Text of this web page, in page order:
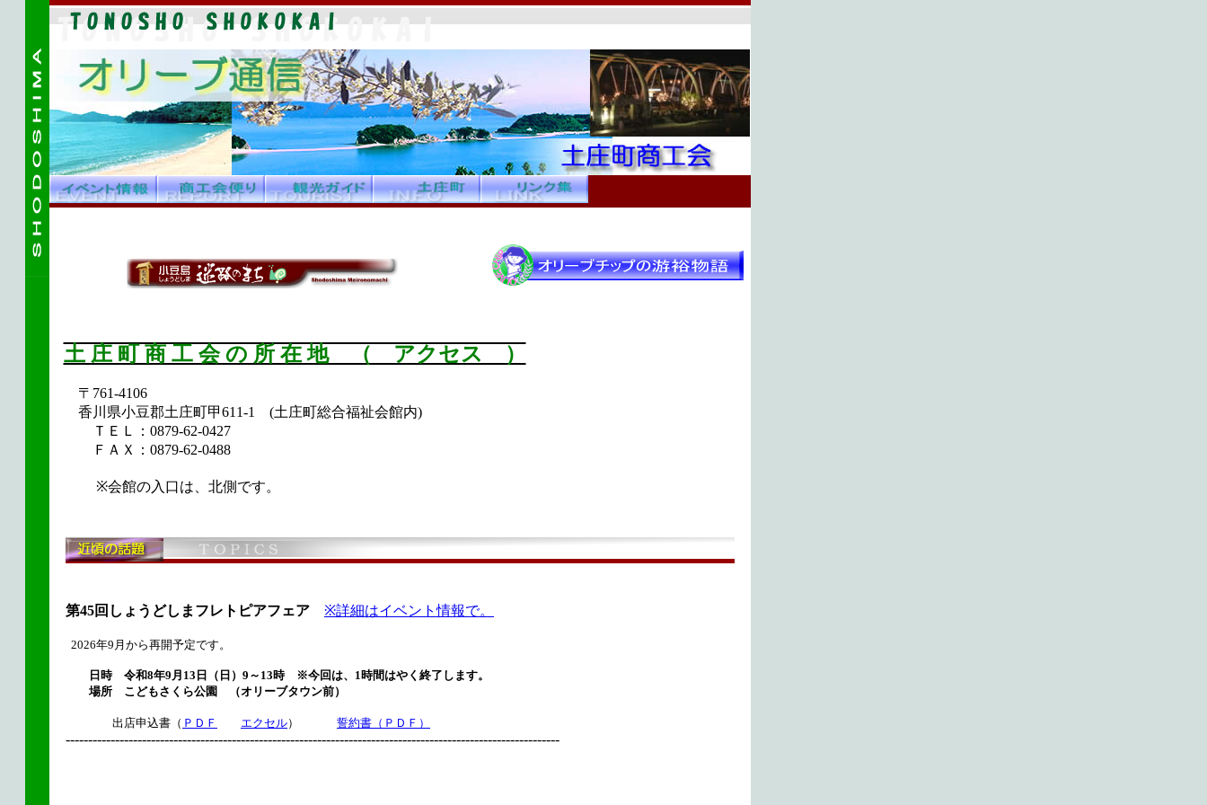
土 庄 町 商 工 会 の 所 在 地 （ アクセス ）
〒761-4106
香川県小豆郡土庄町甲611-1 (土庄町総合福祉会館内)
ＴＥＬ：0879-62-0427
ＦＡＸ：0879-62-0488
※会館の入口は、北側です。
第45回しょうどしまフレトピアフェア ※詳細はイベント情報で。
2026年9月から再開予定です。
日時 令和8年9月13日（日）9～13時 ※今回は、1時間はやく終了します。
場所 こどもさくら公園 （オリーブタウン前）
出店申込書（ ＰＤＦ エクセル） 誓約書（ＰＤＦ）
--------------------------------------------------------------------------------------------------------------